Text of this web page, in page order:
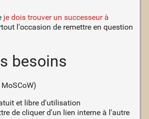
je dois trouver un successeur à
l'occasion de remettre en question
besoins
et libre d'utilisation
de cliquer d'un lien interne à l'autre